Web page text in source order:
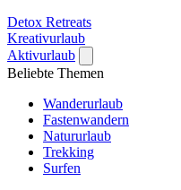
Detox Retreats
Kreativurlaub
Aktivurlaub
Beliebte Themen
Wanderurlaub
Fastenwandern
Natururlaub
Trekking
Surfen